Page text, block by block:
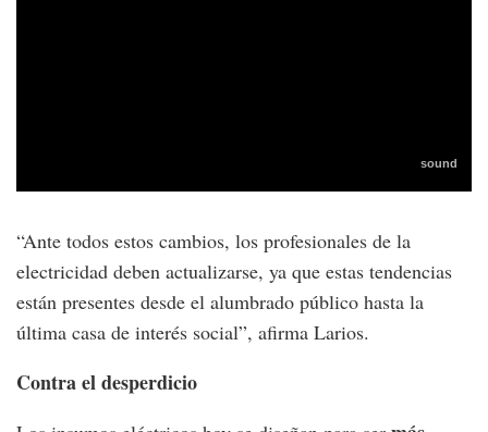
“Ante todos estos cambios, los profesionales de la
electricidad deben actualizarse, ya que estas tendencias
están presentes desde el alumbrado público hasta la
última casa de interés social”, afirma Larios.
Contra el desperdicio